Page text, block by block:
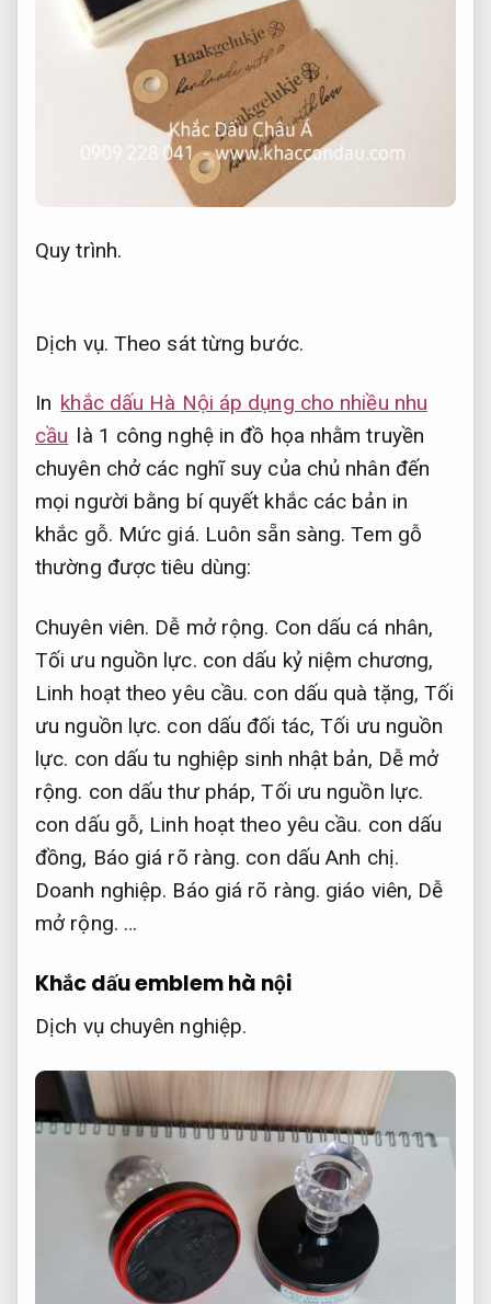
Quy trình.
Dịch vụ. Theo sát từng bước.
In khắc dấu Hà Nội áp dụng cho nhiều nhu
cầu là 1 công nghệ in đồ họa nhằm truyền
chuyên chở các nghĩ suy của chủ nhân đến
mọi người bằng bí quyết khắc các bản in
khắc gỗ. Mức giá. Luôn sẵn sàng. Tem gỗ
thường được tiêu dùng:
Chuyên viên. Dễ mở rộng. Con dấu cá nhân,
Tối ưu nguồn lực. con dấu kỷ niệm chương,
Linh hoạt theo yêu cầu. con dấu quà tặng,Tối
ưu nguồn lực. con dấu đối tác,Tối ưu nguồn
lực. con dấu tu nghiệp sinh nhật bản, Dễ mở
rộng. con dấu thư pháp,Tối ưu nguồn lực.
con dấu gỗ, Linh hoạt theo yêu cầu. con dấu
đồng, Báo giá rõ ràng. con dấu Anh chị.
Doanh nghiệp. Báo giá rõ ràng. giáo viên, Dễ
mở rộng. …
Khắc dấu emblem hà nội
Dịch vụ chuyên nghiệp.